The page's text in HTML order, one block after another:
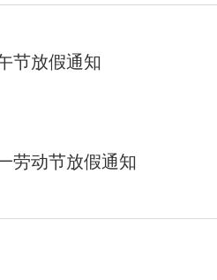
节放假通知
劳动节放假通知